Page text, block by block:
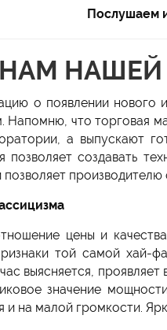
Послушаем
НАШЕЙ
о появлении нового
Напомню, что торговая
а выпускают
позволяет создавать
позволяет
цены и
той самой хай-
выясняется,
значение
и на малой громкости.